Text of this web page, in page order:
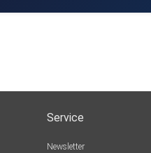
Service
Newsletter